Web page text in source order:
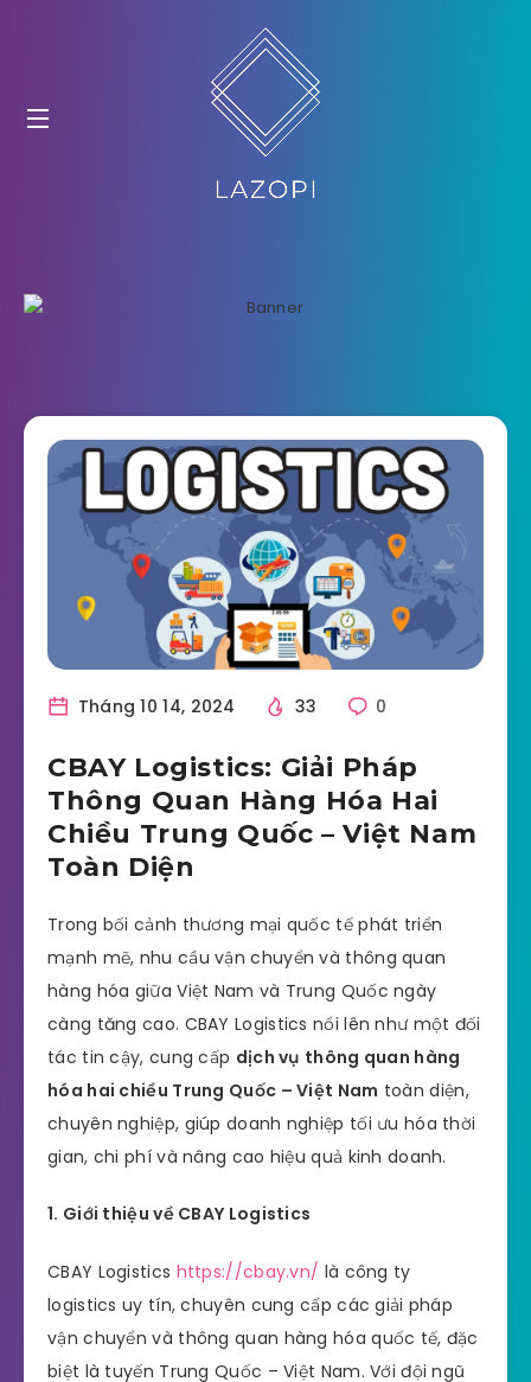
Tháng 10 14, 2024 33 0
CBAY Logistics: Giải Pháp
Thông Quan Hàng Hóa Hai
Chiều Trung Quốc – Việt Nam
Toàn Diện
Trong bối cảnh thương mại quốc tế phát triển
mạnh mẽ, nhu cầu vận chuyển và thông quan
hàng hóa giữa Việt Nam và Trung Quốc ngày
càng tăng cao. CBAY Logistics nổi lên như một đối
tác tin cậy, cung cấp dịch vụ thông quan hàng
hóa hai chiều Trung Quốc – Việt Nam toàn diện,
chuyên nghiệp, giúp doanh nghiệp tối ưu hóa thời
gian, chi phí và nâng cao hiệu quả kinh doanh.
1. Giới thiệu về CBAY Logistics
CBAY Logistics https://cbay.vn/ là công ty
logistics uy tín, chuyên cung cấp các giải pháp
vận chuyển và thông quan hàng hóa quốc tế, đặc
biệt là tuyến Trung Quốc – Việt Nam. Với đội ngũ